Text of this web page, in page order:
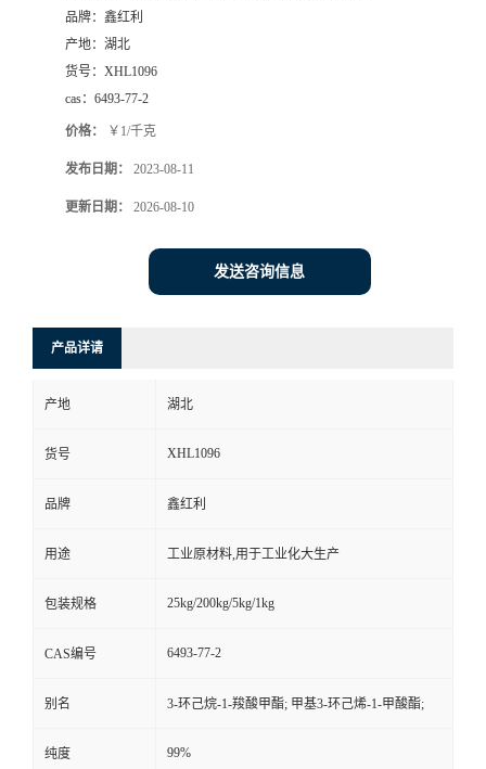
品牌： 鑫红利
产地： 湖北
货号： XHL1096
cas： 6493-77-2
价格： ￥1/千克
发布日期： 2023-08-11
更新日期： 2026-08-10
发送咨询信息
产品详请
产地 湖北
货号 XHL1096
品牌 鑫红利
用途 工业原材料,用于工业化大生产
包装规格 25kg/200kg/5kg/1kg
CAS编号 6493-77-2
别名 3-环己烷-1-羧酸甲酯; 甲基3-环己烯-1-甲酸酯;
纯度 99%